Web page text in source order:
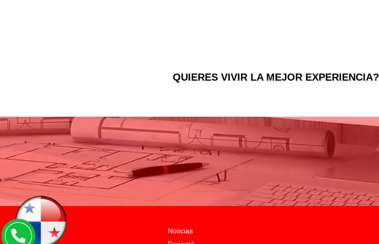
QUIERES VIVIR LA MEJOR EXPERIENCIA?
Noticias